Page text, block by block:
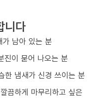
니다
남아 있는 분
진이 묻어 나오는 분
한 냄새가 신경 쓰이는 분
끔하게 마무리하고 싶은